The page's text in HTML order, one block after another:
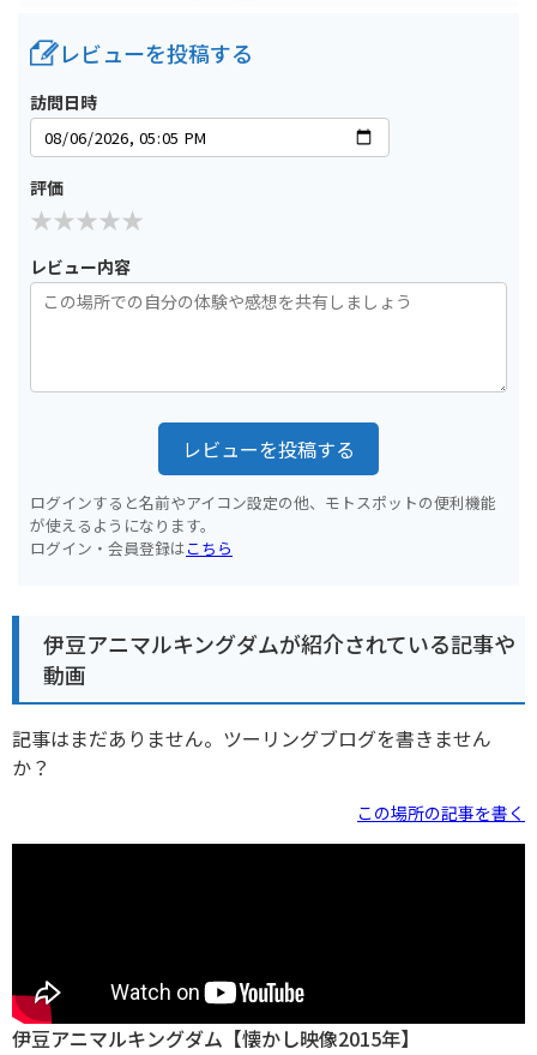
レビューを投稿する
訪問日時
評価
レビュー内容
レビューを投稿する
ログインすると名前やアイコン設定の他、モトスポットの便利機能
が使えるようになります。
ログイン・会員登録はこちら
伊豆アニマルキングダムが紹介されている記事や
動画
記事はまだありません。ツーリングブログを書きません
か？
この場所の記事を書く
伊豆アニマルキングダム【懐かし映像2015年】